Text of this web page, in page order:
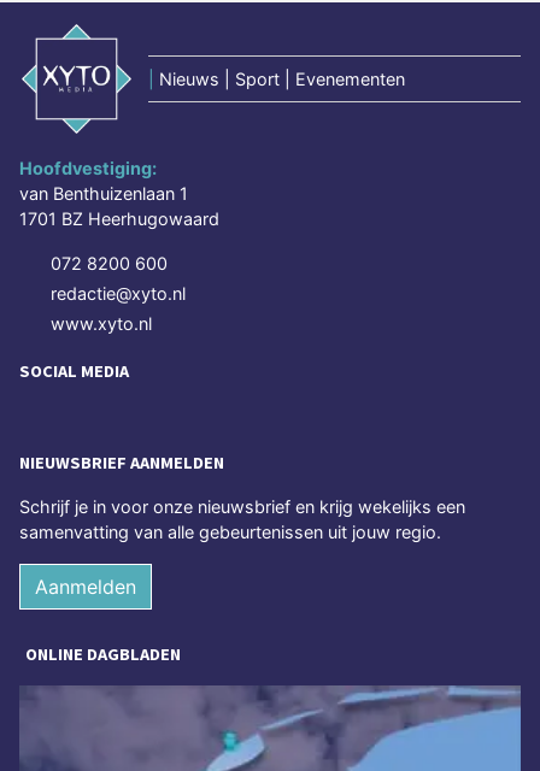
Nieuws | Sport | Evenementen
Hoofdvestiging:
van Benthuizenlaan 1
1701 BZ Heerhugowaard
072 8200 600
redactie@xyto.nl
www.xyto.nl
SOCIAL MEDIA
NIEUWSBRIEF AANMELDEN
Schrijf je in voor onze nieuwsbrief en krijg wekelijks een
samenvatting van alle gebeurtenissen uit jouw regio.
Aanmelden
ONLINE DAGBLADEN